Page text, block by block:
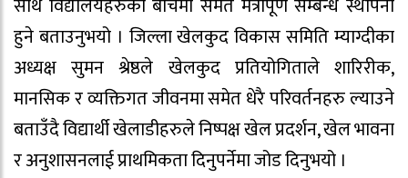
साथै विद्यालयहरुको बीचमा समेत मैत्रीपूर्ण सम्बन्ध स्थापना
हुने बताउनुभयो । जिल्ला खेलकुद विकास समिति म्याग्दीका
अध्यक्ष सुमन श्रेष्ठले खेलकुद प्रतियोगिताले शारिरीक,
मानसिक र व्यक्तिगत जीवनमा समेत धेरै परिवर्तनहरु ल्याउने
बताउँदै विद्यार्थी खेलाडीहरुले निष्पक्ष खेल प्रदर्शन, खेल भावना
र अनुशासनलाई प्राथमिकता दिनुपर्नेमा जोड दिनुभयो ।